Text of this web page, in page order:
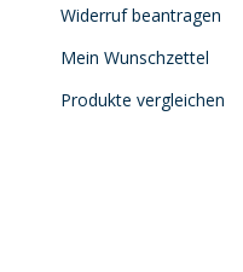
Widerruf beantragen
Mein Wunschzettel
Produkte vergleichen